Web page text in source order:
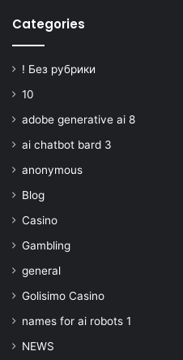
Categories
! Без рубрики
10
adobe generative ai 8
ai chatbot bard 3
anonymous
Blog
Casino
Gambling
general
Golisimo Casino
names for ai robots 1
NEWS